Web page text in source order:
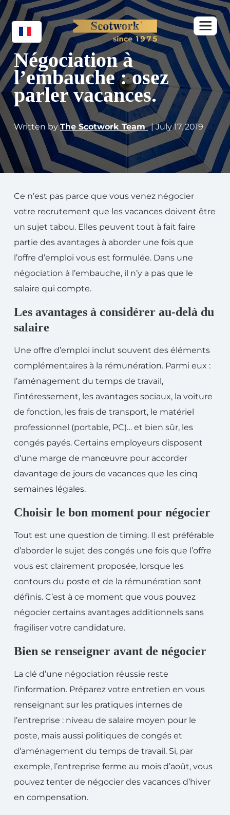
Négociation à
l’embauche : osez
parler vacances.
Written byThe Scotwork Team | July 17, 2019
Ce n’est pas parce que vous venez négocier
votre recrutement que les vacances doivent être
un sujet tabou. Elles peuvent tout à fait faire
partie des avantages à aborder une fois que
l’offre d’emploi vous est formulée. Dans une
négociation à l’embauche, il n’y a pas que le
salaire qui compte.
Les avantages à considérer au-delà du
salaire
Une offre d’emploi inclut souvent des éléments
complémentaires à la rémunération. Parmi eux :
l’aménagement du temps de travail,
l’intéressement, les avantages sociaux, la voiture
de fonction, les frais de transport, le matériel
professionnel (portable, PC)… et bien sûr, les
congés payés. Certains employeurs disposent
d’une marge de manœuvre pour accorder
davantage de jours de vacances que les cinq
semaines légales.
Choisir le bon moment pour négocier
Tout est une question de timing. Il est préférable
d’aborder le sujet des congés une fois que l’offre
vous est clairement proposée, lorsque les
contours du poste et de la rémunération sont
définis. C’est à ce moment que vous pouvez
négocier certains avantages additionnels sans
fragiliser votre candidature.
Bien se renseigner avant de négocier
La clé d’une négociation réussie reste
l’information. Préparez votre entretien en vous
renseignant sur les pratiques internes de
l’entreprise : niveau de salaire moyen pour le
poste, mais aussi politiques de congés et
d’aménagement du temps de travail. Si, par
exemple, l’entreprise ferme au mois d’août, vous
pouvez tenter de négocier des vacances d’hiver
en compensation.